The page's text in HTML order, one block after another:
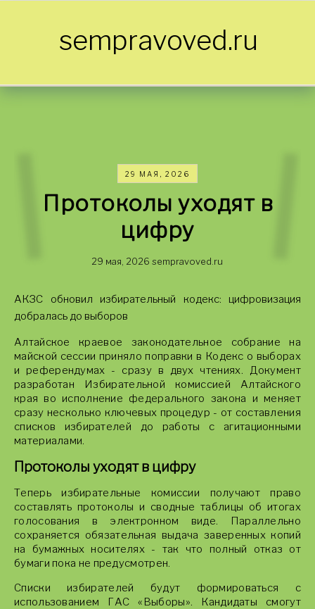
sempravoved.ru
29 МАЯ, 2026
Протоколы уходят в
цифру
29 мая, 2026 sempravoved.ru
АКЗС обновил избирательный кодекс: цифровизация
добралась до выборов
Алтайское краевое законодательное собрание на
майской сессии приняло поправки в Кодекс о выборах
и референдумах - сразу в двух чтениях. Документ
разработан Избирательной комиссией Алтайского
края во исполнение федерального закона и меняет
сразу несколько ключевых процедур - от составления
списков избирателей до работы с агитационными
материалами.
Протоколы уходят в цифру
Теперь избирательные комиссии получают право
составлять протоколы и сводные таблицы об итогах
голосования в электронном виде. Параллельно
сохраняется обязательная выдача заверенных копий
на бумажных носителях - так что полный отказ от
бумаги пока не предусмотрен.
Списки избирателей будут формироваться с
использованием ГАС «Выборы». Кандидаты смогут